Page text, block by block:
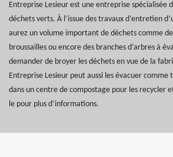
Entreprise Lesieur est une entreprise spécialisée
déchets verts. À l’issue des travaux d’entretien
aurez un volume important de déchets comme
broussailles ou encore des branches d’arbres à
demander de broyer les déchets en vue de la
Entreprise Lesieur peut aussi les évacuer
dans un centre de compostage pour les recycler
le pour plus d’informations.